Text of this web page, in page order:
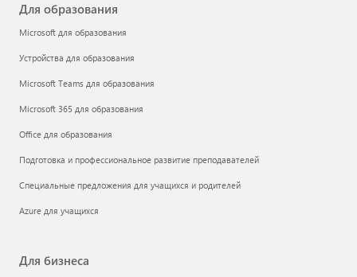
Для образования
Microsoft для образования
Устройства для образования
Microsoft Teams для образования
Microsoft 365 для образования
Office для образования
Подготовка и профессиональное развитие преподавателей
Специальные предложения для учащихся и родителей
Azure для учащихся
Для бизнеса